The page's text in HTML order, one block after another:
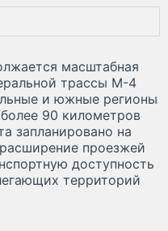
масштабная
трассы М-4
и южные регионы
90 километров
запланировано на
проезжей
доступность
территорий